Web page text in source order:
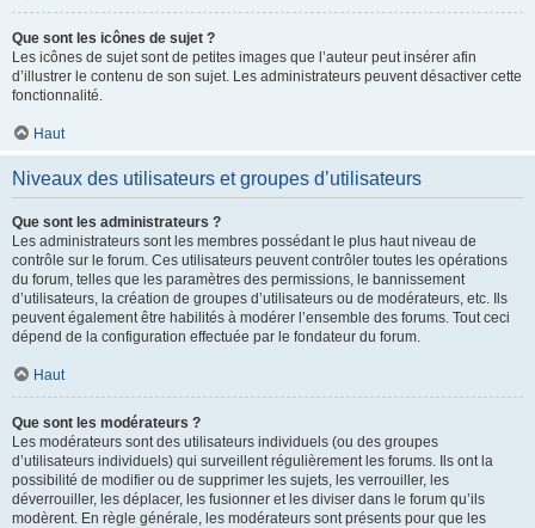
Que sont les icônes de sujet ?
Les icônes de sujet sont de petites images que l’auteur peut insérer afin
d’illustrer le contenu de son sujet. Les administrateurs peuvent désactiver cette
fonctionnalité.
Haut
Niveaux des utilisateurs et groupes d’utilisateurs
Que sont les administrateurs ?
Les administrateurs sont les membres possédant le plus haut niveau de
contrôle sur le forum. Ces utilisateurs peuvent contrôler toutes les opérations
du forum, telles que les paramètres des permissions, le bannissement
d’utilisateurs, la création de groupes d’utilisateurs ou de modérateurs, etc. Ils
peuvent également être habilités à modérer l’ensemble des forums. Tout ceci
dépend de la configuration effectuée par le fondateur du forum.
Haut
Que sont les modérateurs ?
Les modérateurs sont des utilisateurs individuels (ou des groupes
d’utilisateurs individuels) qui surveillent régulièrement les forums. Ils ont la
possibilité de modifier ou de supprimer les sujets, les verrouiller, les
déverrouiller, les déplacer, les fusionner et les diviser dans le forum qu’ils
modèrent. En règle générale, les modérateurs sont présents pour que les